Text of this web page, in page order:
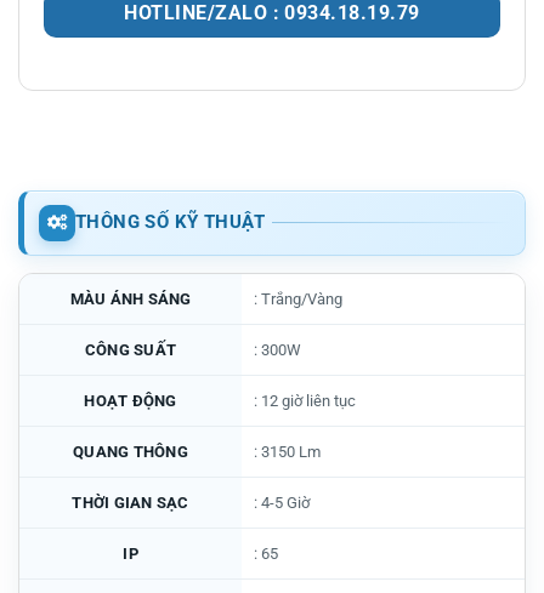
HOTLINE/ZALO : 0934.18.19.79
THÔNG SỐ KỸ THUẬT
MÀU ÁNH SÁNG : Trắng/Vàng
CÔNG SUẤT : 300W
HOẠT ĐỘNG : 12 giờ liên tục
QUANG THÔNG : 3150 Lm
THỜI GIAN SẠC : 4-5 Giờ
IP : 65